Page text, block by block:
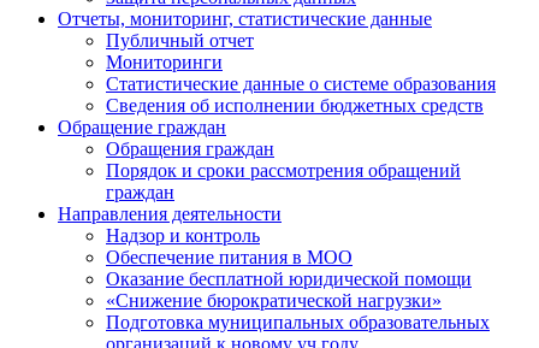
Отчеты, мониторинг, статистические данные
Публичный отчет
Мониторинги
Статистические данные о системе образования
Сведения об исполнении бюджетных средств
Обращение граждан
Обращения граждан
Порядок и сроки рассмотрения обращений
граждан
Направления деятельности
Надзор и контроль
Обеспечение питания в МОО
Оказание бесплатной юридической помощи
«Снижение бюрократической нагрузки»
Подготовка муниципальных образовательных